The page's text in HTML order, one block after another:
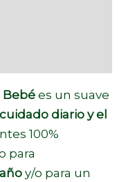
Bebées un suave
cuidado diario y el
100%
para
y/o para un